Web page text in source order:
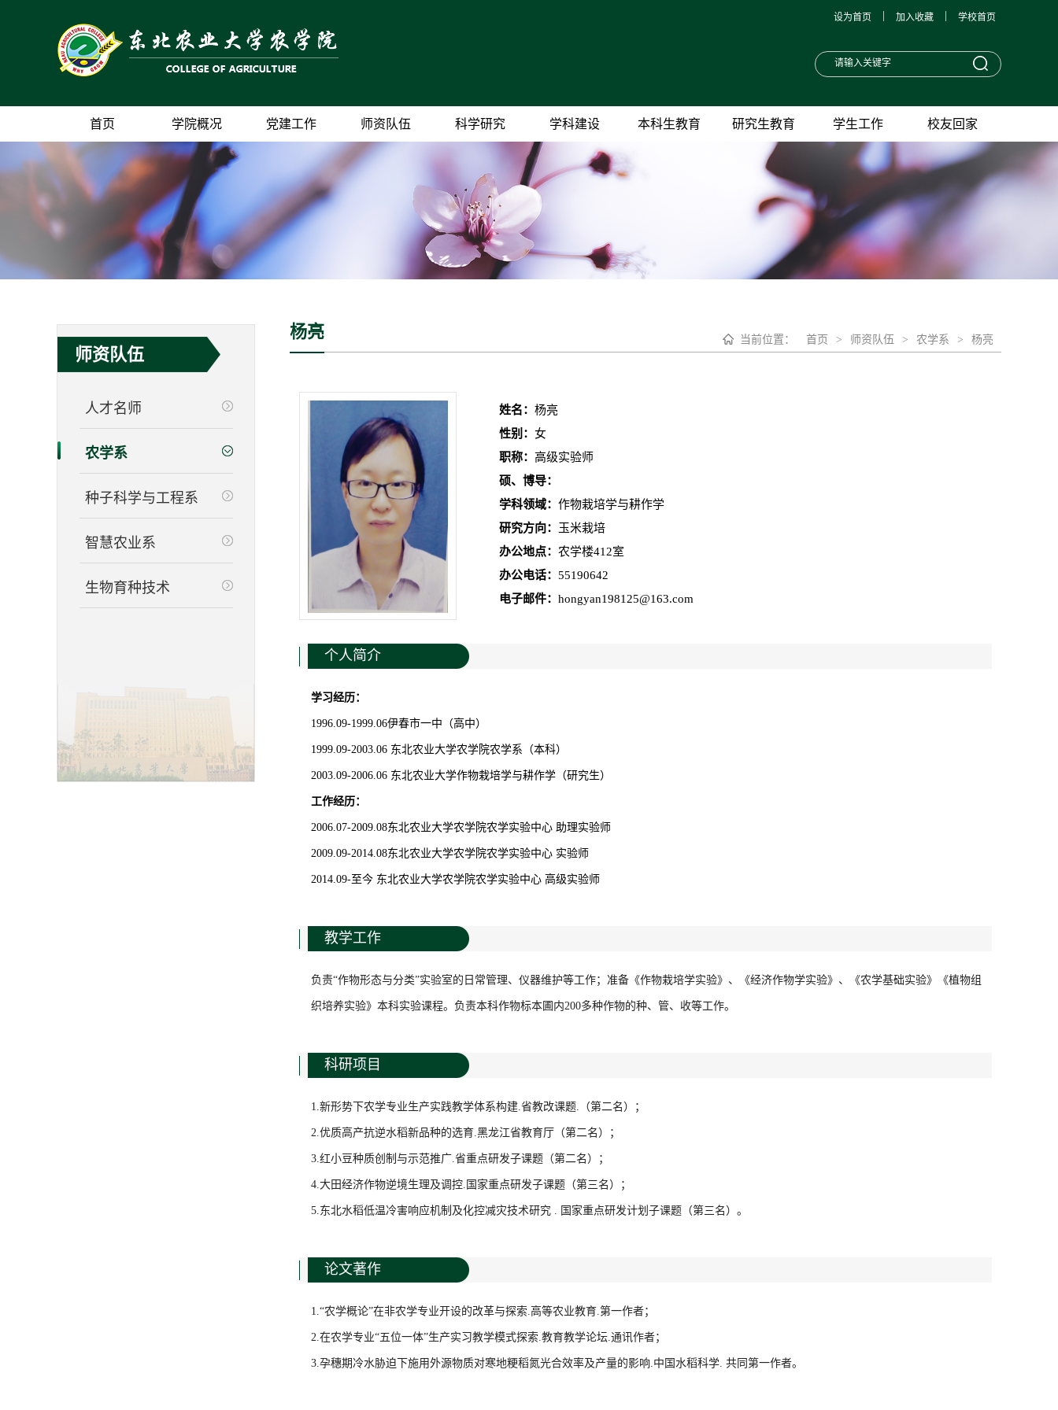
学校首页
加入收藏
设为首页
首页 学院概况 党建工作 师资队伍 科学研究 学科建设 本科生教育 研究生教育 学生工作 校友回家
师资队伍
人才名师
农学系
种子科学与工程系
智慧农业系
生物育种技术
当前位置： 首页 > 师资队伍 > 农学系 > 杨亮
杨亮
姓名： 杨亮
性别： 女
职称： 高级实验师
硕、博导：
学科领域： 作物栽培学与耕作学
研究方向：
玉米栽培
办公地点： 农学楼412室
办公电话： 55190642
电子邮件： hongyan198125@163.com
个人简介
学习经历：
1996.09-1999.06伊春市一中（高中）
1999.09-2003.06 东北农业大学农学院农学系（本科）
2003.09-2006.06 东北农业大学作物栽培学与耕作学（研究生）
工作经历：
2006.07-2009.08东北农业大学农学院农学实验中心 助理实验师
2009.09-2014.08东北农业大学农学院农学实验中心 实验师
2014.09-至今 东北农业大学农学院农学实验中心 高级实验师
教学工作
负责“作物形态与分类”实验室的日常管理、仪器维护等工作；准备《作物栽培学实验》、《经济作物学实验》、《农学基础实验》《植物组
织培养实验》本科实验课程。负责本科作物标本圃内200多种作物的种、管、收等工作。
科研项目
1.新形势下农学专业生产实践教学体系构建.省教改课题.（第二名）；
2.优质高产抗逆水稻新品种的选育.黑龙江省教育厅（第二名）；
3.红小豆种质创制与示范推广.省重点研发子课题（第二名）；
4.大田经济作物逆境生理及调控.国家重点研发子课题（第三名）；
5.东北水稻低温冷害响应机制及化控减灾技术研究 . 国家重点研发计划子课题（第三名）。
论文著作
1.“农学概论”在非农学专业开设的改革与探索.高等农业教育.第一作者；
2.在农学专业“五位一体”生产实习教学模式探索.教育教学论坛.通讯作者；
3.孕穗期冷水胁迫下施用外源物质对寒地粳稻氮光合效率及产量的影响.中国水稻科学. 共同第一作者。